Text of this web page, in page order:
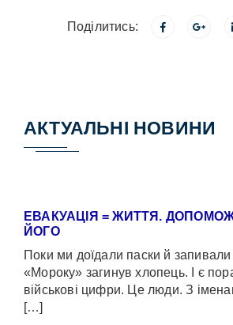
Поділитись:
АКТУАЛЬНІ НОВИНИ
ЕВАКУАЦІЯ = ЖИТТЯ.
ЙОГО
Поки ми доїдали паски й
«Мороку» загинув хлопець. І є
військові цифри. Це люди. З
[…]